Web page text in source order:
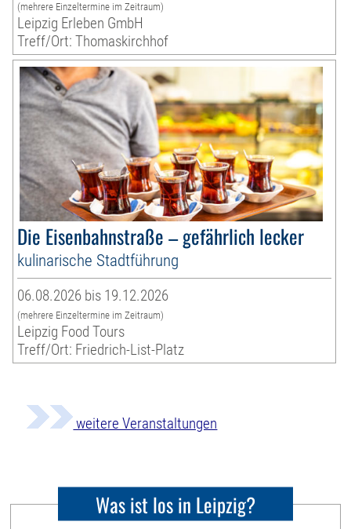
(mehrere Einzeltermine im Zeitraum)
Leipzig Erleben GmbH
Treff/Ort: Thomaskirchhof
Die Eisenbahnstraße – gefährlich lecker
kulinarische Stadtführung
06.08.2026 bis 19.12.2026
(mehrere Einzeltermine im Zeitraum)
Leipzig Food Tours
Treff/Ort: Friedrich-List-Platz
weitere Veranstaltungen
Was ist los in Leipzig?